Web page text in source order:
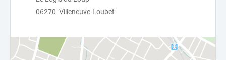
06270 Villeneuve-Loubet